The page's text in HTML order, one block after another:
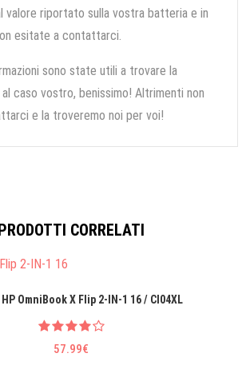
valore riportato sulla vostra batteria e in
esitate a contattarci.
sono state utili a trovare la
caso vostro, benissimo! Altrimenti non
e la troveremo noi per voi!
PRODOTTI CORRELATI
OmniBook X Flip 2-IN-1 16 / CI04XL
57.99€